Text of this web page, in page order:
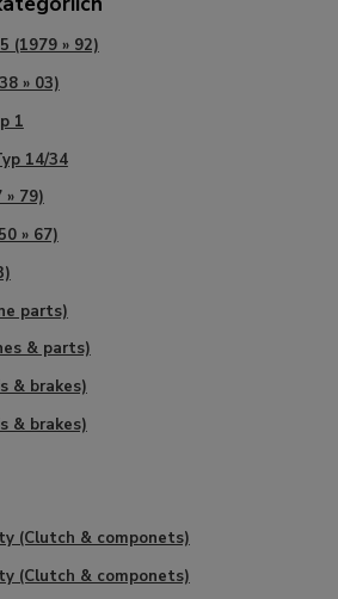
(1979 » 92)
» 03)
1
14/34
» 79)
» 67)
parts)
& parts)
& brakes)
& brakes)
(Clutch & componets)
(Clutch & componets)